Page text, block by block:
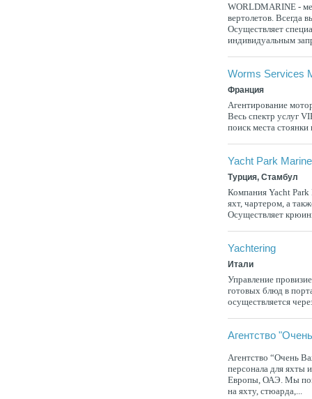
WORLDMARINE -
вертолетов. Всегда
Осуществляет
индивидуальным
Worms Services
Франция
Агентирование
Весь спектр услуг
поиск места
Yacht Park Marine
Турция, Стамбул
Компания Yacht Park
яхт, чартером, а
Осуществляет
Yachtering
Итали
Управление
готовых блюд в
осуществляется
Агентство
Агентство “Очень
персонала для яхты
Европы, ОАЭ. Мы
на яхту, стюарда,...